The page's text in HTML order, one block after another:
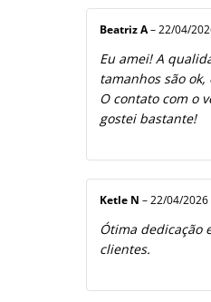
Beatriz A– 22/04/
Eu amei! A
tamanhos são
O contato com o
gostei bastante!
Ketle N – 22/04/2026
Ótima dedicação
clientes.